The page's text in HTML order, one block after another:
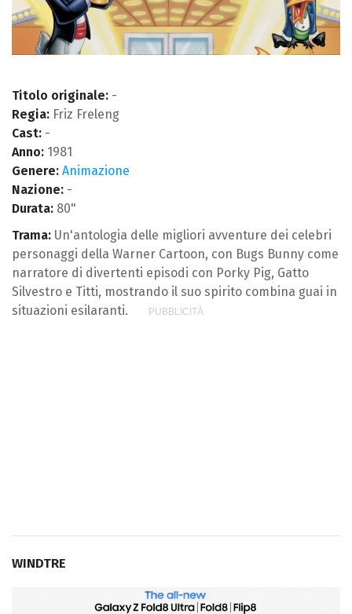
Titolo originale: -
Regia: Friz Freleng
Cast: -
Anno: 1981
Genere: Animazione
Nazione: -
Durata: 80"
Trama: Un'antologia delle migliori avventure dei celebri
personaggi della Warner Cartoon, con Bugs Bunny come
narratore di divertenti episodi con Porky Pig, Gatto
Silvestro e Titti, mostrando il suo spirito combina guai in
situazioni esilaranti.
WINDTRE